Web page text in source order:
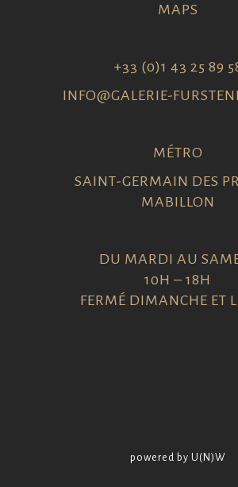
MAPS
+33 (0)1 43 25 89
INFO@GALERIE-
MÉTRO
SAINT-GERMAIN DES
MABILLON
DU MARDI AU
10H – 18H
FERMÉ DIMANCHE ET
powered by U(N)W